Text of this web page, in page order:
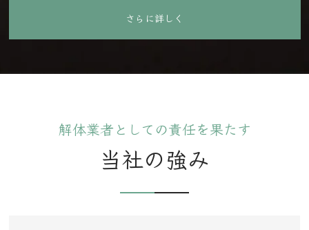
さらに詳しく
解体業者としての責任を果たす
当社の強み